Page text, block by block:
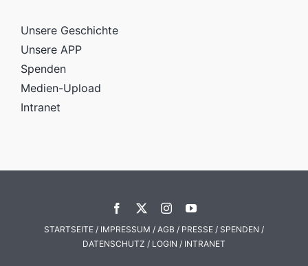
Unsere Geschichte
Unsere APP
Spenden
Medien-Upload
Intranet
STARTSEITE / IMPRESSUM / AGB / PRESSE / SPENDEN /
DATENSCHUTZ / LOGIN / INTRANET